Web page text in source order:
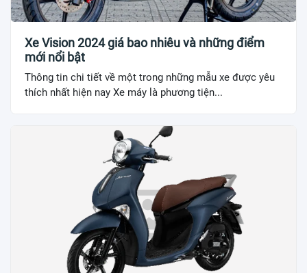
Xe Vision 2024 giá bao nhiêu và những điểm
mới nổi bật
Thông tin chi tiết về một trong những mẫu xe được yêu
thích nhất hiện nay Xe máy là phương tiện...